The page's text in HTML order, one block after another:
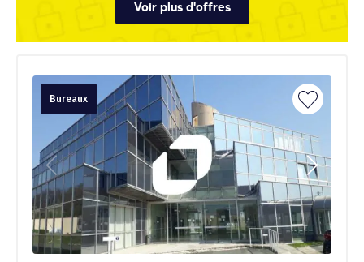
Voir plus d'offres
Bureaux